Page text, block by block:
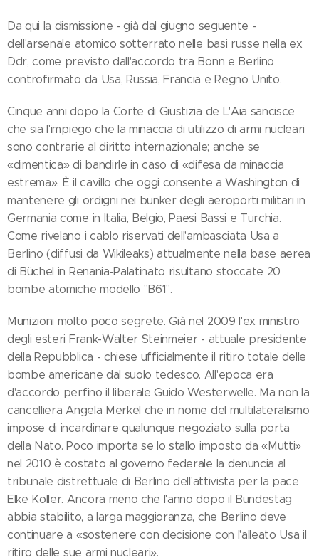
Da qui la dismissione - già dal giugno seguente -
dell'arsenale atomico sotterrato nelle basi russe nella ex
Ddr, come previsto dall'accordo tra Bonn e Berlino
controfirmato da Usa, Russia, Francia e Regno Unito.
Cinque anni dopo la Corte di Giustizia de L'Aia sancisce
che sia l'impiego che la minaccia di utilizzo di armi nucleari
sono contrarie al diritto internazionale; anche se
«dimentica» di bandirle in caso di «difesa da minaccia
estrema». È il cavillo che oggi consente a Washington di
mantenere gli ordigni nei bunker degli aeroporti militari in
Germania come in Italia, Belgio, Paesi Bassi e Turchia.
Come rivelano i cablo riservati dell'ambasciata Usa a
Berlino (diffusi da Wikileaks) attualmente nella base aerea
di Büchel in Renania-Palatinato risultano stoccate 20
bombe atomiche modello "B61".
Munizioni molto poco segrete. Già nel 2009 l'ex ministro
degli esteri Frank-Walter Steinmeier - attuale presidente
della Repubblica - chiese ufficialmente il ritiro totale delle
bombe americane dal suolo tedesco. All'epoca era
d'accordo perfino il liberale Guido Westerwelle. Ma non la
cancelliera Angela Merkel che in nome del multilateralismo
impose di incardinare qualunque negoziato sulla porta
della Nato. Poco importa se lo stallo imposto da «Mutti»
nel 2010 è costato al governo federale la denuncia al
tribunale distrettuale di Berlino dell'attivista per la pace
Elke Koller. Ancora meno che l'anno dopo il Bundestag
abbia stabilito, a larga maggioranza, che Berlino deve
continuare a «sostenere con decisione con l'alleato Usa il
ritiro delle sue armi nucleari».